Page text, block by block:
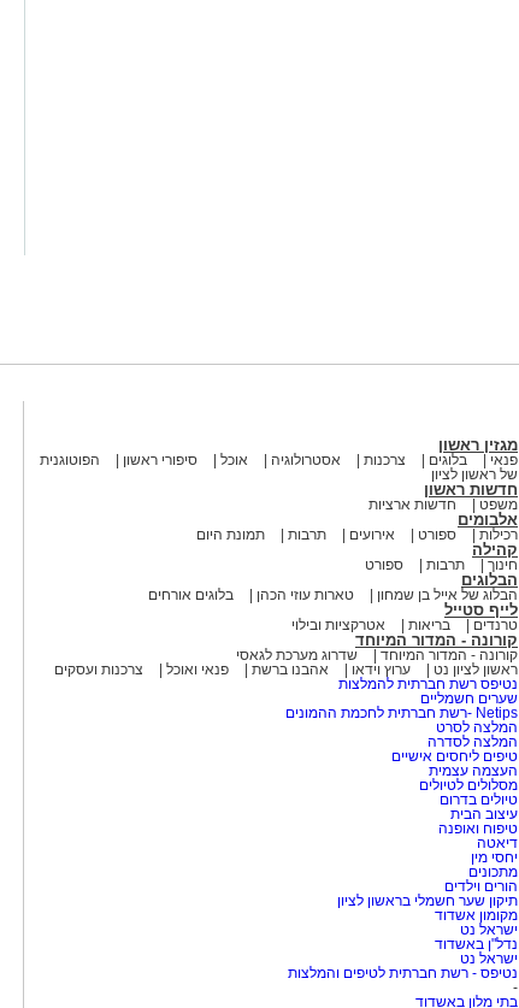
מגזין ראשון
פנאי בלוגים צרכנות אסטרולוגיה אוכל סיפורי ראשון
הפוטוגנית
של ראשון לציון
חדשות ראשון
משפט חדשות ארציות
אלבומים
רכילות ספורט אירועים תרבות תמונת היום
קהילה
חינוך תרבות ספורט
הבלוגים
הבלוג של אייל בן שמחון טארות עוזי הכהן בלוגים אורחים
לייף סטייל
טרנדים בריאות אטרקציות ובילוי
קורונה - המדור המיוחד
קורונה - המדור המיוחד
שדרוג מערכת לגאסי
ראשון לציון נט
ערוץ וידאו אהבנו ברשת פנאי ואוכל
צרכנות ועסקים
נטיפס רשת חברתית להמלצות
שערים חשמליים
Netips -רשת חברתית לחכמת ההמונים
המלצה לסרט
המלצה לסדרה
טיפים ליחסים אישיים
העצמה עצמית
מסלולים לטיולים
טיולים בדרום
עיצוב הבית
טיפוח ואופנה
דיאטה
יחסי מין
מתכונים
הורים וילדים
תיקון שער חשמלי בראשון לציון
מקומון אשדוד
ישראל נט
נדל"ן באשדוד
ישראל נט
נטיפס - רשת חברתית לטיפים והמלצות
-
בתי מלון באשדוד